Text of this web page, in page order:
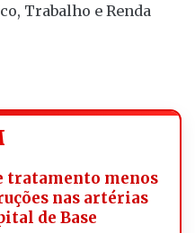
Trabalho e Renda
tratamento menos
nas artérias
de Base